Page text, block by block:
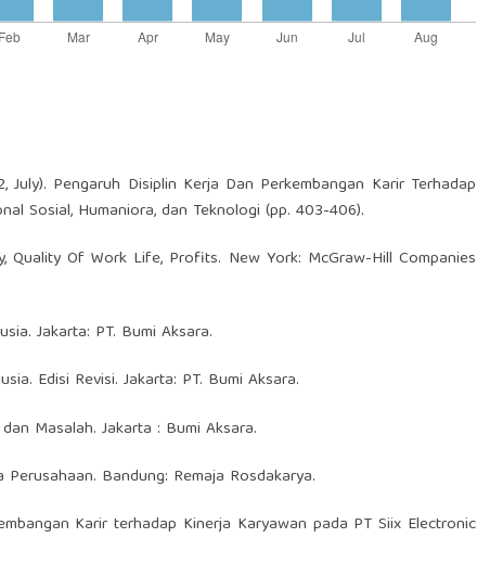
July). Pengaruh Disiplin Kerja Dan Perkembangan Karir Terhadap
Sosial, Humaniora, dan Teknologi (pp. 403-406).
Quality Of Work Life, Profits. New York: McGraw-Hill Companies
Jakarta: PT. Bumi Aksara.
Edisi Revisi. Jakarta: PT. Bumi Aksara.
Masalah. Jakarta : Bumi Aksara.
Bandung: Remaja Rosdakarya.
Karir terhadap Kinerja Karyawan pada PT Siix Electronic